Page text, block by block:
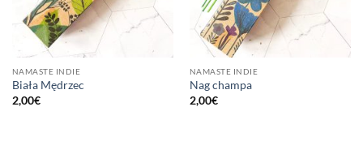
NAMASTE INDIE
Biała Mędrzec
2,00€
NAMASTE INDIE
Nag champa
2,00€